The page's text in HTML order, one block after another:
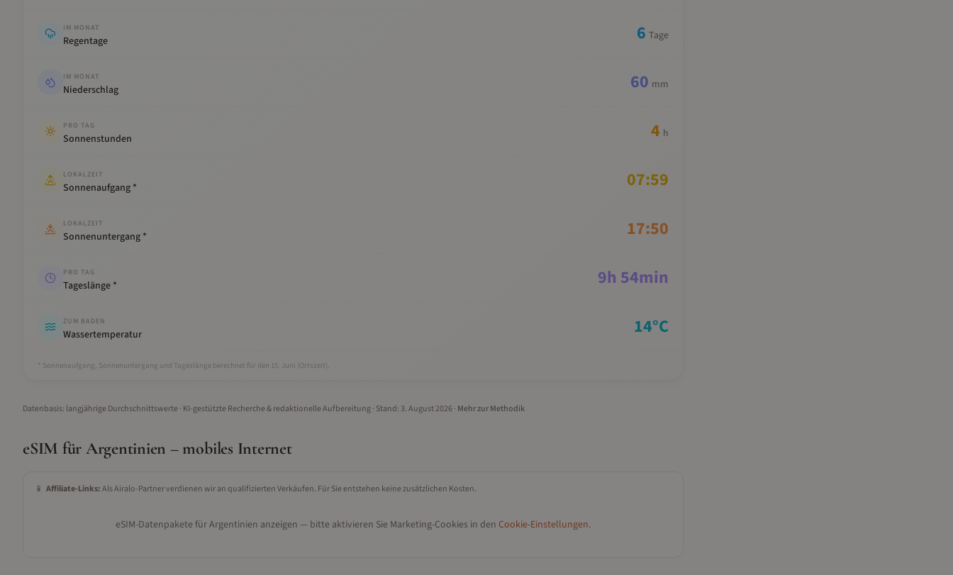
IM MONAT
Regentage 6 Tage
IM MONAT
Niederschlag 60 mm
PRO TAG
Sonnenstunden 4 h
LOKALZEIT
Sonnenaufgang * 07:59
LOKALZEIT
Sonnenuntergang * 17:50
PRO TAG
Tageslänge * 9h 54min
ZUM BADEN
Wassertemperatur 14°C
* Sonnenaufgang, Sonnenuntergang und Tageslänge berechnet für den 15. Juni (Ortszeit).
Datenbasis: langjährige Durchschnittswerte · KI-gestützte Recherche & redaktionelle Aufbereitung· Stand: 3. August 2026· Mehr zur Methodik
eSIM für Argentinien – mobiles Internet
📱 Affiliate-Links:Als Airalo-Partner verdienen wir an qualifizierten Verkäufen. Für Sie entstehen keine zusätzlichen Kosten.
eSIM-Datenpakete fürArgentinien anzeigen — bitte aktivieren Sie Marketing-Cookies in den Cookie-Einstellungen.